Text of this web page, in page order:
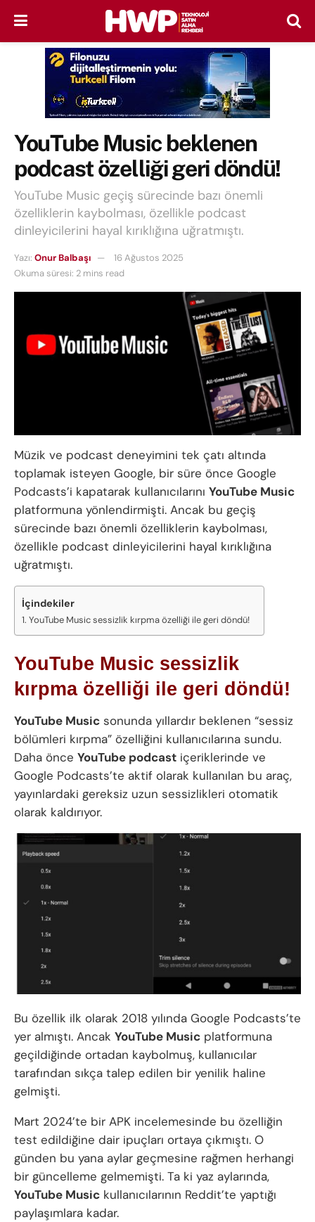
YouTube Music beklenen
podcast özelliği geri döndü!
YouTube Music geçiş sürecinde bazı önemli
özelliklerin kaybolması, özellikle podcast
dinleyicilerini hayal kırıklığına uğratmıştı.
Yazı: Onur Balbaşı
16 Ağustos 2025
Okuma süresi: 2 mins read
Müzik ve podcast deneyimini tek çatı altında
toplamak isteyen Google, bir süre önce Google
Podcasts’i kapatarak kullanıcılarını YouTube Music
platformuna yönlendirmişti. Ancak bu geçiş
sürecinde bazı önemli özelliklerin kaybolması,
özellikle podcast dinleyicilerini hayal kırıklığına
uğratmıştı.
İçindekiler
YouTube Music sessizlik kırpma özelliği ile geri döndü!
YouTube Music sessizlik
kırpma özelliği ile geri döndü!
YouTube Music sonunda yıllardır beklenen “sessiz
bölümleri kırpma” özelliğini kullanıcılarına sundu.
Daha önce YouTube podcast içeriklerinde ve
Google Podcasts’te aktif olarak kullanılan bu araç,
yayınlardaki gereksiz uzun sessizlikleri otomatik
olarak kaldırıyor.
Bu özellik ilk olarak 2018 yılında Google Podcasts’te
yer almıştı. Ancak YouTube Music platformuna
geçildiğinde ortadan kaybolmuş, kullanıcılar
tarafından sıkça talep edilen bir yenilik haline
gelmişti.
Mart 2024’te bir APK incelemesinde bu özelliğin
test edildiğine dair ipuçları ortaya çıkmıştı. O
günden bu yana aylar geçmesine rağmen herhangi
bir güncelleme gelmemişti. Ta ki yaz aylarında,
YouTube Music kullanıcılarının Reddit’te yaptığı
paylaşımlara kadar.